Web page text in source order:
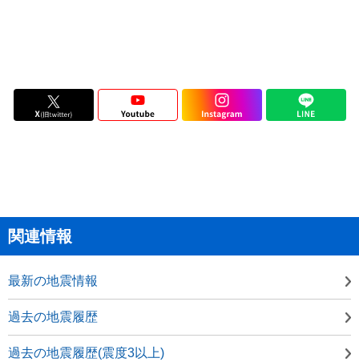
関連情報
最新の地震情報
過去の地震履歴
過去の地震履歴(震度3以上)